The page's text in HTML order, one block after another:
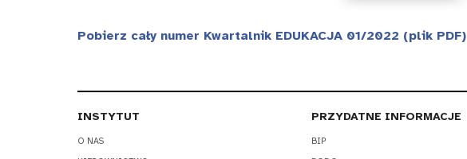
Pobierz cały numer Kwartalnik EDUKACJA 01/2022 (plik PDF)
INSTYTUT
O NAS
PRZYDATNE INFORMACJE
BIP